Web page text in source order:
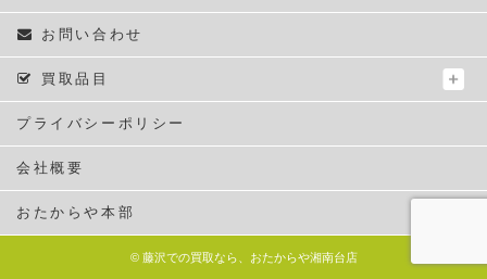
お問い合わせ
買取品目
プライバシーポリシー
会社概要
おたからや本部
© 藤沢での買取なら、おたからや湘南台店